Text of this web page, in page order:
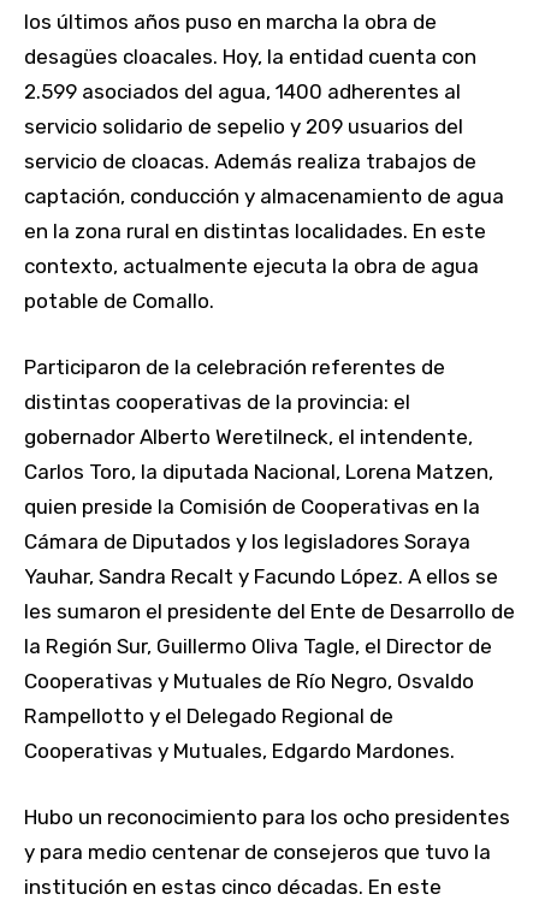
los últimos años puso en marcha la obra de
desagües cloacales. Hoy, la entidad cuenta con
2.599 asociados del agua, 1400 adherentes al
servicio solidario de sepelio y 209 usuarios del
servicio de cloacas. Además realiza trabajos de
captación, conducción y almacenamiento de agua
en la zona rural en distintas localidades. En este
contexto, actualmente ejecuta la obra de agua
potable de Comallo.
Participaron de la celebración referentes de
distintas cooperativas de la provincia: el
gobernador Alberto Weretilneck, el intendente,
Carlos Toro, la diputada Nacional, Lorena Matzen,
quien preside la Comisión de Cooperativas en la
Cámara de Diputados y los legisladores Soraya
Yauhar, Sandra Recalt y Facundo López. A ellos se
les sumaron el presidente del Ente de Desarrollo de
la Región Sur, Guillermo Oliva Tagle, el Director de
Cooperativas y Mutuales de Río Negro, Osvaldo
Rampellotto y el Delegado Regional de
Cooperativas y Mutuales, Edgardo Mardones.
Hubo un reconocimiento para los ocho presidentes
y para medio centenar de consejeros que tuvo la
institución en estas cinco décadas. En este